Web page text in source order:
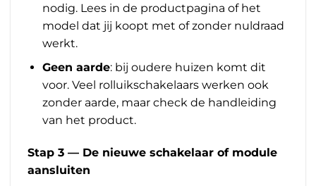
nodig. Lees in de productpagina of het
model dat jij koopt met of zonder nuldraad
werkt.
Geen aarde: bij oudere huizen komt dit
voor. Veel rolluikschakelaars werken ook
zonder aarde, maar check de handleiding
van het product.
Stap 3 — De nieuwe schakelaar of module
aansluiten